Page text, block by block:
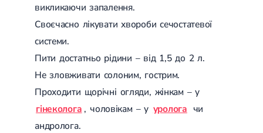
викликаючи запалення.
Своєчасно лікувати хвороби сечостатевої
системи.
Пити достатньо рідини – від 1,5 до 2 л.
Не зловживати солоним, гострим.
Проходити щорічні огляди, жінкам – у
гінеколога , чоловікам – у уролога чи
андролога.